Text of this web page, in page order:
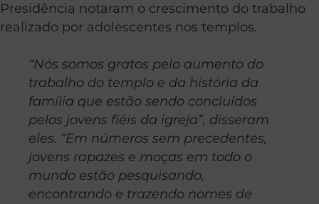
Presidência notaram o crescimento do trabalho
realizado por adolescentes nos templos.
“Nós somos gratos pelo aumento do
trabalho do templo e da história da
família que estão sendo concluídos
pelos jovens fiéis da igreja”, disseram
eles. “Em números sem precedentes,
jovens rapazes e moças em todo o
mundo estão pesquisando,
encontrando e trazendo nomes de